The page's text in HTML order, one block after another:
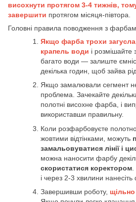
висохнути протягом 3-4 тижнів,
завершити протягом місяця-півтора.
Головні правила поводження з
Якщо фарба трохи
крапель води і
багато води — залиште
декілька годин, щоб зайва
Якщо замалювали сегмент
проблема. Зачекайте
полотні висохне фарба, і
використавши правильну.
Коли розфарбовуєте
жовтими відтінками, можуть
замальовуватися лінії і
можна наносити фарбу
скористатися коректором
і через 2-3 хвилини нанесіть
Завершивши роботу,